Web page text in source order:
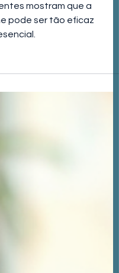
mostram que a